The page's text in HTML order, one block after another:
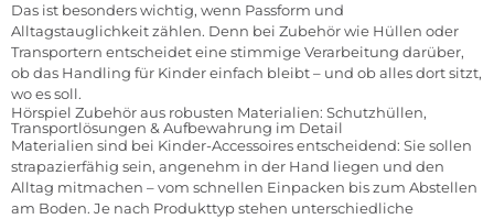
Das ist besonders wichtig, wenn Passform und
Alltagstauglichkeit zählen. Denn bei Zubehör wie Hüllen oder
Transportern entscheidet eine stimmige Verarbeitung darüber,
ob das Handling für Kinder einfach bleibt – und ob alles dort sitzt,
wo es soll.
Hörspiel Zubehör aus robusten Materialien: Schutzhüllen,
Transportlösungen & Aufbewahrung im Detail
Materialien sind bei Kinder-Accessoires entscheidend: Sie sollen
strapazierfähig sein, angenehm in der Hand liegen und den
Alltag mitmachen – vom schnellen Einpacken bis zum Abstellen
am Boden. Je nach Produkttyp stehen unterschiedliche